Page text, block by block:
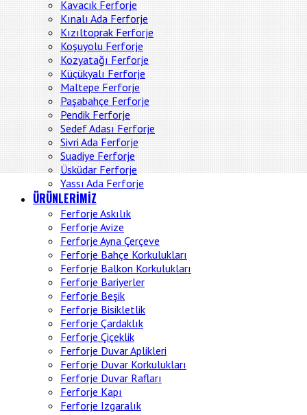
Kavacık Ferforje
Kınalı Ada Ferforje
Kızıltoprak Ferforje
Koşuyolu Ferforje
Kozyatağı Ferforje
Küçükyalı Ferforje
Maltepe Ferforje
Paşabahçe Ferforje
Pendik Ferforje
Sedef Adası Ferforje
Sivri Ada Ferforje
Suadiye Ferforje
Üsküdar Ferforje
Yassı Ada Ferforje
ÜRÜNLERİMİZ
Ferforje Askılık
Ferforje Avize
Ferforje Ayna Çerçeve
Ferforje Bahçe Korkulukları
Ferforje Balkon Korkulukları
Ferforje Bariyerler
Ferforje Beşik
Ferforje Bisikletlik
Ferforje Çardaklık
Ferforje Çiçeklik
Ferforje Duvar Aplikleri
Ferforje Duvar Korkulukları
Ferforje Duvar Rafları
Ferforje Kapı
Ferforje Izgaralık